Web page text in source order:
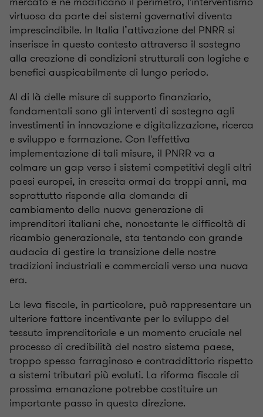
virtuoso da parte dei sistemi governativi diventa
imprescindibile. In Italia l’attivazione del PNRR si
inserisce in questo contesto attraverso il sostegno
alla creazione di condizioni strutturali con logiche e
benefici auspicabilmente di lungo periodo.
Al di là delle misure di supporto finanziario,
fondamentali sono gli interventi di sostegno agli
investimenti in innovazione e digitalizzazione, ricerca
e sviluppo e formazione. Con l'effettiva
implementazione di tali misure, il PNRR va a
colmare un gap verso i sistemi competitivi degli altri
paesi europei, in crescita ormai da troppi anni, ma
soprattutto risponde alla domanda di
cambiamento della nuova generazione di
imprenditori italiani che, nonostante le difficoltà di
ricambio generazionale, sta tentando con grande
audacia di gestire la transizione delle nostre
tradizioni industriali e commerciali verso una nuova
era.
La leva fiscale, in particolare, può rappresentare un
ulteriore fattore incentivante per lo sviluppo del
tessuto imprenditoriale e un momento cruciale nel
processo di credibilità del nostro sistema paese,
troppo spesso farraginoso e contraddittorio rispetto
a sistemi tributari più evoluti. La riforma fiscale di
prossima emanazione potrebbe costituire un
importante passo in questa direzione.